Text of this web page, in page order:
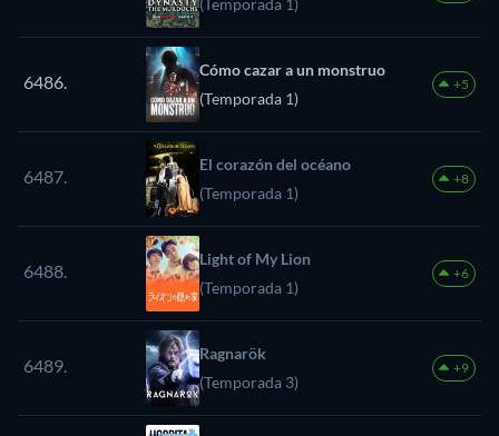
6486.
Cómo cazar a un monstruo
(Temporada 1)
+5
6487.
El corazón del océano
(Temporada 1)
+8
6488.
Light of My Lion
(Temporada 1)
+6
6489.
Ragnarök
(Temporada 3)
+9